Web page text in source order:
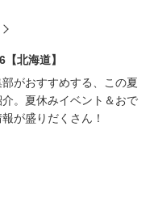
北海道】
がおすすめする、この夏
。夏休みイベント＆おで
が盛りだくさん！